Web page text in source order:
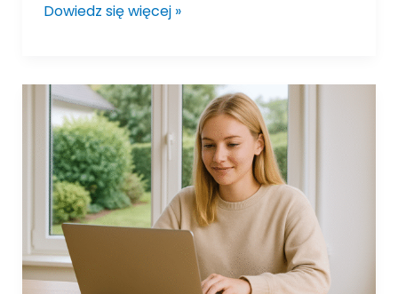
Dowiedz się więcej »
Chwilówki
–
regulacje
prawne
kontra
realne
zagrożenia